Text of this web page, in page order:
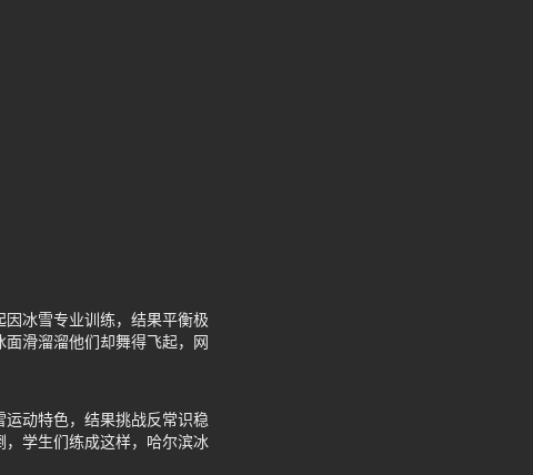
冰雪专业训练，结果平衡极
滑溜溜他们却舞得飞起，网
动特色，结果挑战反常识稳
学生们练成这样，哈尔滨冰